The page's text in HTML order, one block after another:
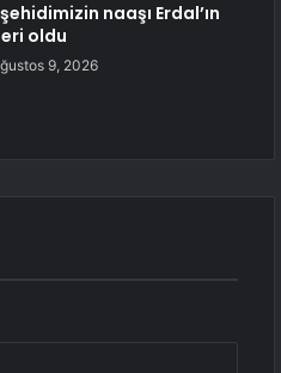
naaşı Erdal’ın
oldu
9, 2026